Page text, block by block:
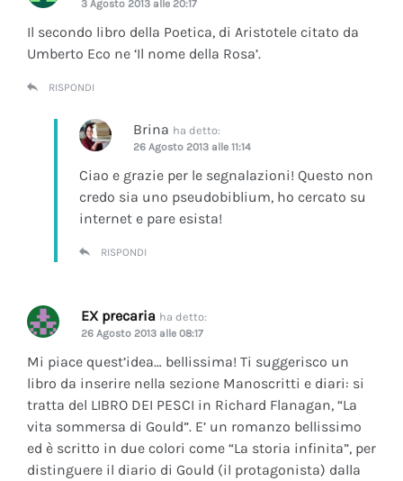
3 Agosto 2013 alle 20:17
Il secondo libro della Poetica, di Aristotele citato da
Umberto Eco ne ‘Il nome della Rosa’.
RISPONDI
Brina ha detto:
26 Agosto 2013 alle 11:14
Ciao e grazie per le segnalazioni! Questo non
credo sia uno pseudobiblium, ho cercato su
internet e pare esista!
RISPONDI
EX precaria ha detto:
26 Agosto 2013 alle 08:17
Mi piace quest’idea… bellissima! Ti suggerisco un
libro da inserire nella sezione Manoscritti e diari: si
tratta del LIBRO DEI PESCI in Richard Flanagan, “La
vita sommersa di Gould”. E’ un romanzo bellissimo
ed è scritto in due colori come “La storia infinita”, per
distinguere il diario di Gould (il protagonista) dalla